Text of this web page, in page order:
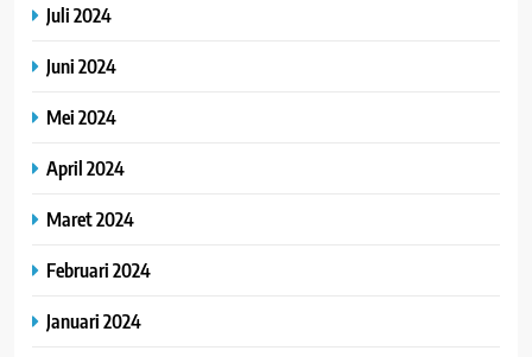
Juli 2024
Juni 2024
Mei 2024
April 2024
Maret 2024
Februari 2024
Januari 2024